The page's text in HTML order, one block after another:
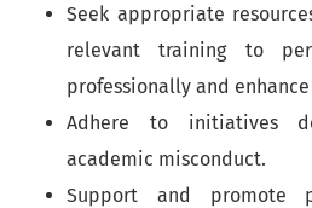
Seek appropriate
relevant training to
professionally and
Adhere to initiatives
academic misconduct.
Support and promote